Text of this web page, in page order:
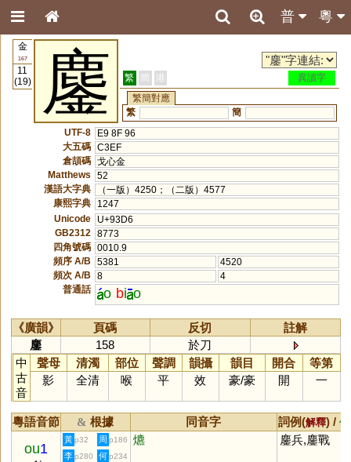
粵
普
金
167
11
(19)
鏖 繁 簡 港
異讀字
繁簡對應
繁
簡
UTF-8
E9 8F 96
大五碼 C3EF
倉頡碼 戈心金
Matthews
52
漢語大字典
（一版）4250；（二版）4577
康熙字典
1247
Unicode
U+93D6
GB2312
8773
四角號碼 0010.9
頻序 A/B
5381
4520
頻次 A/B
8
4
普通話
o bi o
《廣韻》 頁碼 反切
註解
鏖
158
於刀
中
古
音
聲母 清濁 部位 聲調 韻攝 韻目 開合
等第
影
全清 喉 平 效 豪/豪 開 一
粵語音節 & 根據 同音字 詞例(解釋) /
ou1
黃 p32 周 p186 爊 鏖兵,鏖戰
李 p280 何 p234